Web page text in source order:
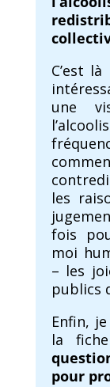
C’est
une
les
fois
moi
– les
publics
Enfin,
la fiche
pour